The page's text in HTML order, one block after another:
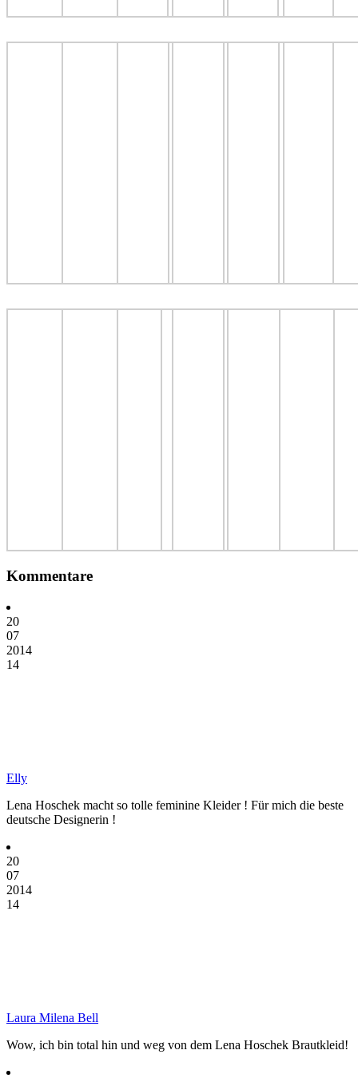
Kommentare
20
07
2014
14
Elly
Lena Hoschek macht so tolle feminine Kleider ! Für mich die beste
deutsche Designerin !
20
07
2014
14
Laura Milena Bell
Wow, ich bin total hin und weg von dem Lena Hoschek Brautkleid!